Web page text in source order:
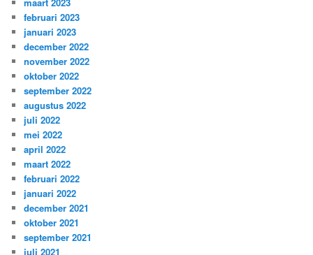
februari 2023
januari 2023
december 2022
november 2022
oktober 2022
september 2022
augustus 2022
juli 2022
mei 2022
april 2022
maart 2022
februari 2022
januari 2022
december 2021
oktober 2021
september 2021
juli 2021